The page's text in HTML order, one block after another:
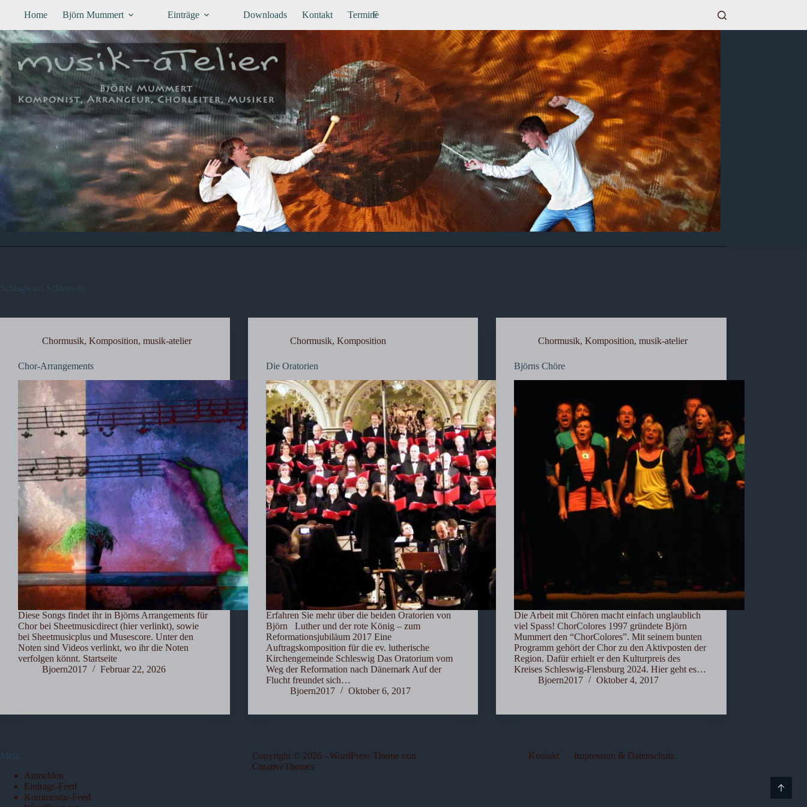
Home Björn Mummert Einträge Downloads Kontakt Termine
F
Schlagwort Schleswig
Chormusik, Komposition, musik-atelier
Chor-Arrangements
Diese Songs findet ihr in Björns Arrangements für
Chor bei Sheetmusicdirect (hier verlinkt), sowie
bei Sheetmusicplus und Musescore. Unter den
Noten sind Videos verlinkt, wo ihr die Noten
verfolgen könnt. Startseite
Bjoern2017
Februar 22, 2026
Chormusik,Komposition
Die Oratorien
Erfahren Sie mehr über die beiden Oratorien von
Björn Luther und der rote König – zum
Reformationsjubiläum 2017 Eine
Auftragskomposition für die ev. lutherische
Kirchengemeinde Schleswig Das Oratorium vom
Weg der Reformation nach Dänemark Auf der
Flucht freundet sich…
Bjoern2017
Oktober 6, 2017
Chormusik,Komposition,musik-atelier
Björns Chöre
Die Arbeit mit Chören macht einfach unglaublich
viel Spass! ChorColores 1997 gründete Björn
Mummert den “ChorColores”. Mit seinem bunten
Programm gehört der Chor zu den Aktivposten der
Region. Dafür erhielt er den Kulturpreis des
Kreises Schleswig-Flensburg 2024. Hier geht es…
Bjoern2017
Oktober 4, 2017
Meta
Anmelden
Eintrags-Feed
Kommentar-Feed
Copyright © 2026 - WordPress Theme von
CreativeThemes
Kontakt Impressum & Datenschutz